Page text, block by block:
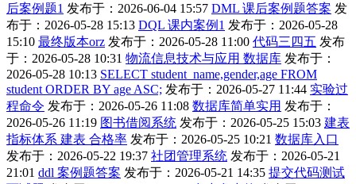
后案例题1 发布于：2026-06-04 15:57 DML 课后案例题答案 发
布于：2026-05-28 15:13 DQL 课内案例1 发布于：2026-05-28
15:10 最终版本orz 发布于：2026-05-28 11:00 代码三四五 发布
于：2026-05-28 10:31 物流信息技术与应用 数据库 发布于：
2026-05-28 10:13 SELECT student_name,gender,age FROM
student ORDER BY age ASC; 发布于：2026-05-27 11:44 实验过
程命令 发布于：2026-05-26 11:08 数据库简单实用 发布于：
2026-05-26 11:19 图书借阅系统 发布于：2026-05-25 15:03 建表
指标体系 建表 合格率 发布于：2026-05-25 10:21 数据库入口
发布于：2026-05-22 19:37 社团管理系统 发布于：2026-05-21
21:01 ddl 案例题答案 发布于：2026-05-21 14:35 提交代码测试